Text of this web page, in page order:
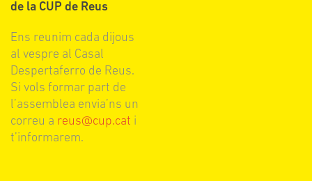
de la CUP de Reus
Ens reunim cada dijous
al vespre al Casal
Despertaferro de Reus.
Si vols formar part de
l’assemblea envia’ns un
correu a reus@cup.cat i
t’informarem.